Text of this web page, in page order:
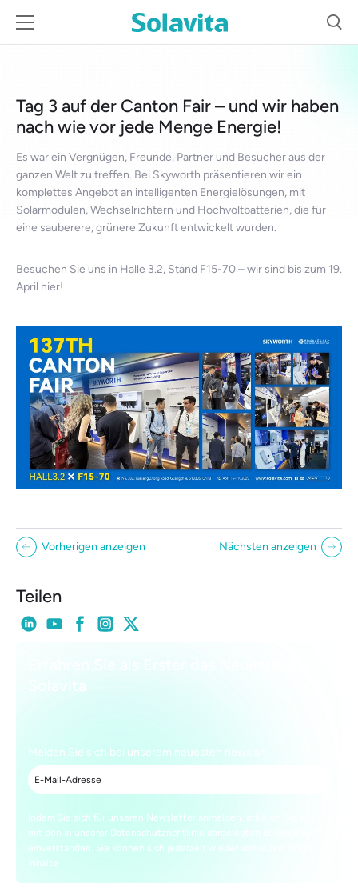
Tag 3 auf der Canton Fair – und wir haben
nach wie vor jede Menge Energie!
Es war ein Vergnügen, Freunde, Partner und Besucher aus der
ganzen Welt zu treffen. Bei Skyworth präsentieren wir ein
komplettes Angebot an intelligenten Energielösungen, mit
Solarmodulen, Wechselrichtern und Hochvoltbatterien, die für
eine sauberere, grünere Zukunft entwickelt wurden.
Besuchen Sie uns in Halle 3.2, Stand F15-70 – wir sind bis zum 19.
April hier!
Vorherigen anzeigen Nächsten anzeigen
Teilen
Solavita
Melden Sie sich bei unserem neuesten news an
Indem Sie sich für unseren Newsletter anmelden, erklären Sie sich
mit den in unserer Datenschutzrichtlinie dargelegten Bedingungen
einverstanden. Sie können sich jederzeit wieder abmelden. Weitere
Inhalte